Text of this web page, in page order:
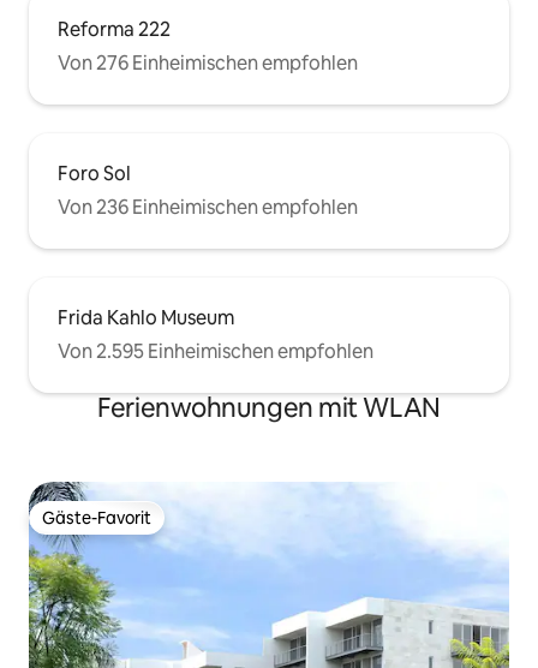
Reforma 222
Von 276 Einheimischen empfohlen
Foro Sol
Von 236 Einheimischen empfohlen
Frida Kahlo Museum
Von 2.595 Einheimischen empfohlen
Ferienwohnungen mit WLAN
Gäste-Favorit
Gäste-Favorit